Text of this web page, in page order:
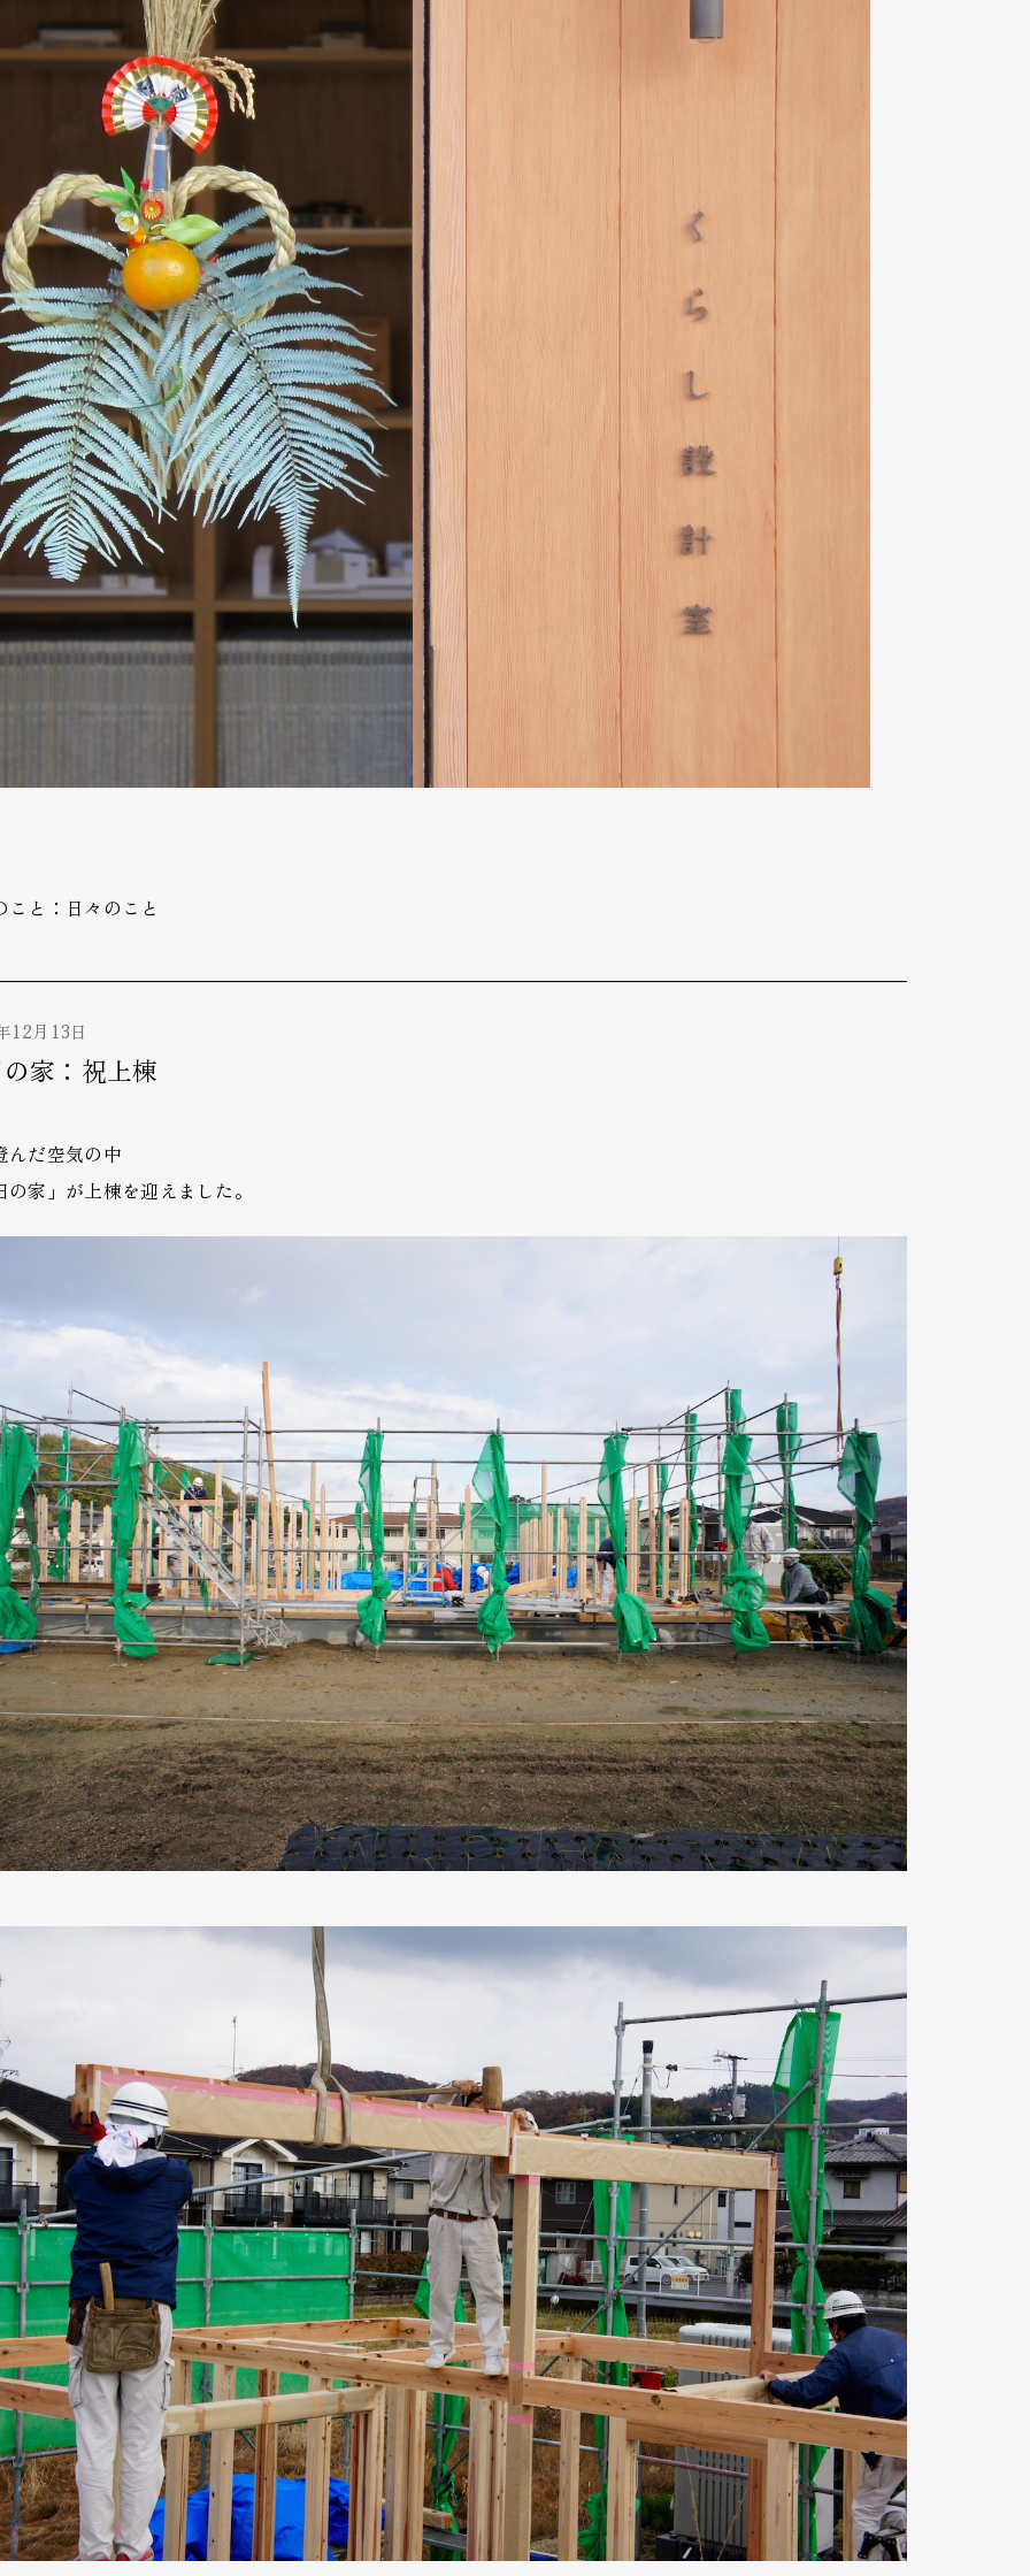
こと：日々のこと
12月13日
家：祝上棟
んだ空気の中
の家」が上棟を迎えました。